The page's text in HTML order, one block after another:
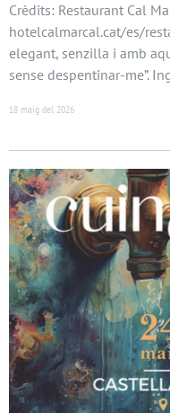
Crèdits: Restaurant Cal
hotelcalmarcal.cat/es/
elegant, senzilla i amb
sense despentinar-me”.
18 maig del 2026